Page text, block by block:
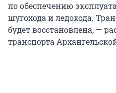
по обеспечению
шугохода и ледохода.
будет восстановлена, —
транспорта